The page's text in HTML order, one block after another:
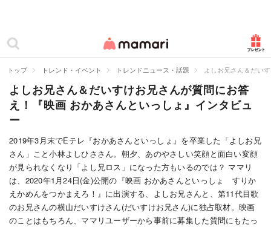
ママリ
カテゴリー一覧
妊娠
赤ちゃん・育児
子育て・家族
病院
美容・ファッション
トップ トレンド・イベント トレンドニュース・話題 よしお兄さん＆だい
よしお兄さん＆だいすけお兄さんが質問にお答
え！『映画 おかあさんといっしょ』インタビュ
ー
2019年3月末でEテレ『おかあさんといっしょ』を卒業した「よしお兄
さん」こと小林よしひささん。朝夕、あのやさしい笑顔と面白い変顔
が見られなくなり「よし兄ロス」になった方もいるのでは？ ママリ
は、2020年1月24日(金)公開の『映画 おかあさんといっしょ すりか
えかめんをつかまえろ！』に出演する、よしお兄さんと、第11代目歌
のお兄さんの横山だいすけさん(だいすけお兄さん)に独占取材。映画
のことはもちろん、ママリユーザーから事前に募集した質問にもたっ